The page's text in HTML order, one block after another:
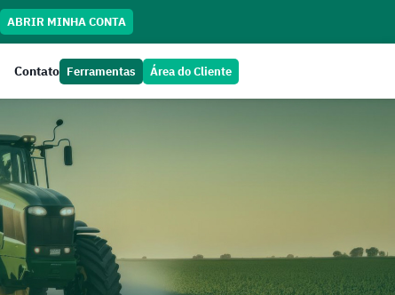
ABRIR MINHA CONTA
Contato Ferramentas Área do Cliente